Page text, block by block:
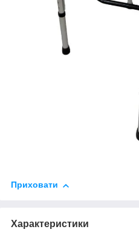
Приховати
Характеристики